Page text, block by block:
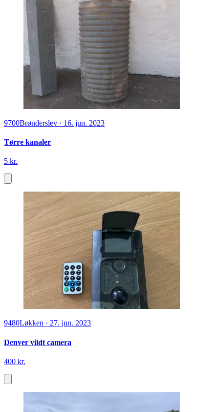
9700Brønderslev · 16. jun. 2023
Tørre kanaler
5 kr.
9480Løkken · 27. jun. 2023
Denver vildt camera
400 kr.